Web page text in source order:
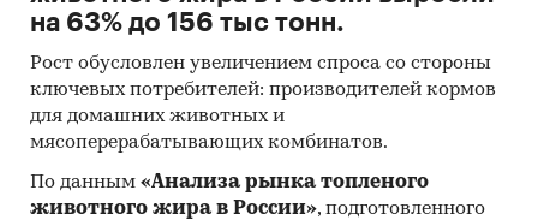
на 63% до 156 тыс тонн.
Рост обусловлен увеличением спроса со стороны
ключевых потребителей: производителей кормов
для домашних животных и
мясоперерабатывающих комбинатов.
По данным «Анализа рынка топленого
животного жира в России», подготовленного